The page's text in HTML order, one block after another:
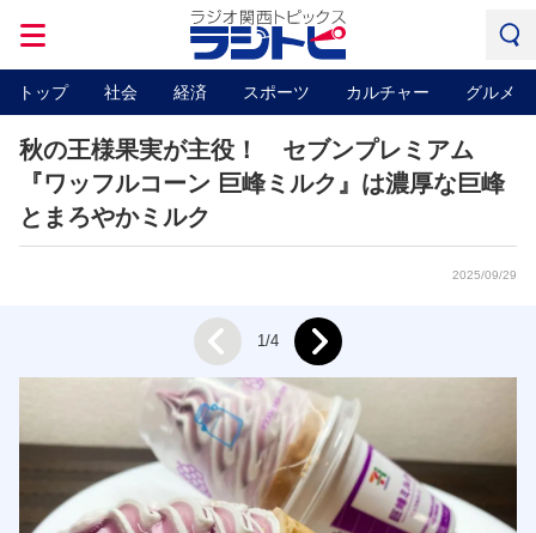
トップ 社会 経済 スポーツ カルチャー グルメ
秋の王様果実が主役！ セブンプレミアム
『ワッフルコーン 巨峰ミルク』は濃厚な巨峰
とまろやかミルク
2025/09/29
Prev 1/4 Next